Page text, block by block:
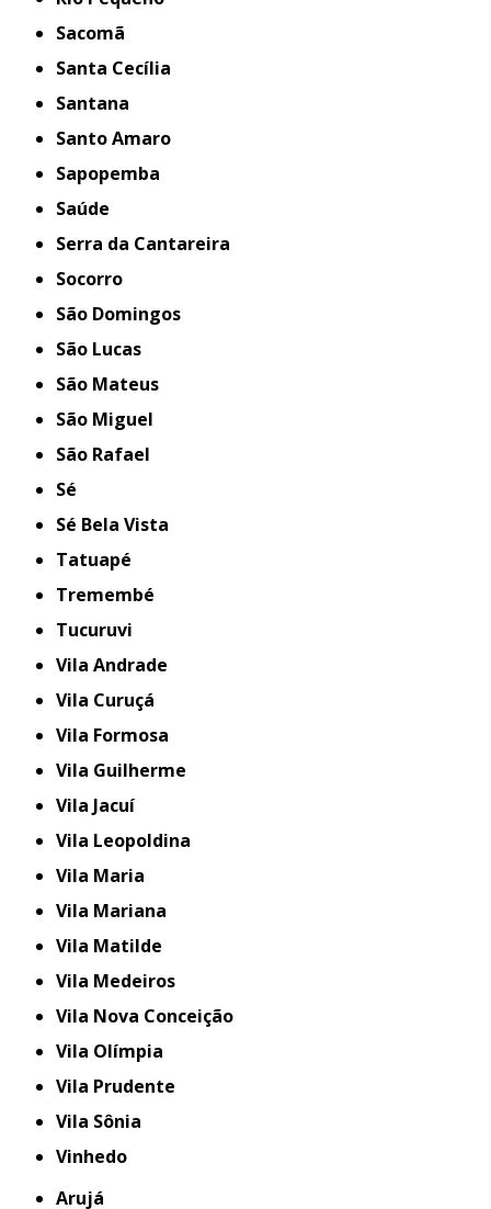
Sacomã
Santa Cecília
Santana
Santo Amaro
Sapopemba
Saúde
Serra da Cantareira
Socorro
São Domingos
São Lucas
São Mateus
São Miguel
São Rafael
Sé
Sé Bela Vista
Tatuapé
Tremembé
Tucuruvi
Vila Andrade
Vila Curuçá
Vila Formosa
Vila Guilherme
Vila Jacuí
Vila Leopoldina
Vila Maria
Vila Mariana
Vila Matilde
Vila Medeiros
Vila Nova Conceição
Vila Olímpia
Vila Prudente
Vila Sônia
Vinhedo
Arujá